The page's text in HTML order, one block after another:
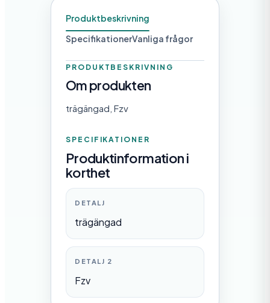
m
ä
g
d
Produktbeskrivning
SpecifikationerVanliga frågor
PRODUKTBESKRIVNING
Om produkten
trägängad, Fzv
SPECIFIKATIONER
Produktinformation i
korthet
DETALJ
trägängad
DETALJ 2
Fzv